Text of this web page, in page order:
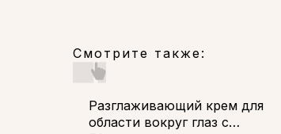
Смотрите также:
Разглаживающий крем для
области вокруг глаз с